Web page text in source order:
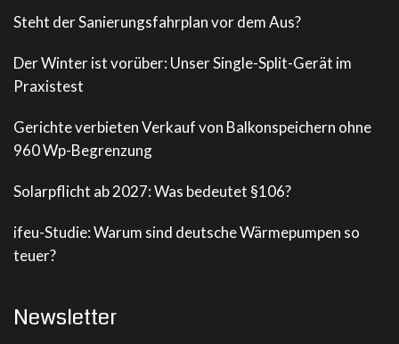
Steht der Sanierungsfahrplan vor dem Aus?
Der Winter ist vorüber: Unser Single-Split-Gerät im
Praxistest
Gerichte verbieten Verkauf von Balkonspeichern ohne
960 Wp-Begrenzung
Solarpflicht ab 2027: Was bedeutet §106?
ifeu-Studie: Warum sind deutsche Wärmepumpen so
teuer?
Newsletter